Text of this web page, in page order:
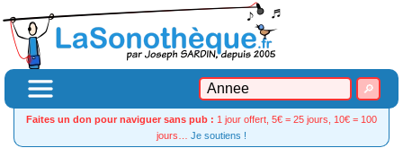
Faites un don pour naviguer sans pub : 1 jour offert, 5€ = 25 jours, 10€ = 100
jours… Je soutiens !